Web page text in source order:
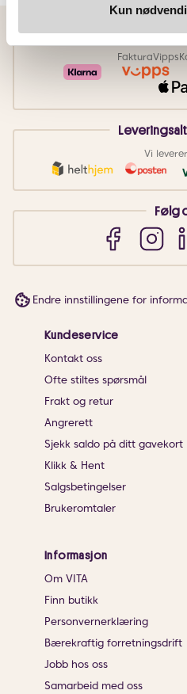
Kun
FakturaVipps
Vi
Følg
Endre innstillingene for
Kundeservice
Kontakt oss
Ofte stiltes spørsmål
Frakt og retur
Angrerett
Sjekk saldo på ditt gavekort
Klikk & Hent
Salgsbetingelser
Brukeromtaler
Informasjon
Om VITA
Finn butikk
Personvernerklæring
Bærekraftig forretningsdrift
Jobb hos oss
Samarbeid med oss